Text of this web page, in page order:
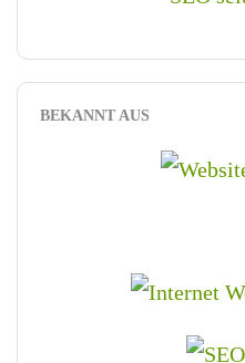
BEKANNT AUS